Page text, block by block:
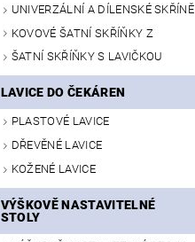
UNIVERZÁLNÍ A DÍLENSKÉ SKŘÍNĚ
KOVOVÉ ŠATNÍ SKŘÍŇKY Z
ŠATNÍ SKŘÍŇKY S LAVIČKOU
LAVICE DO ČEKÁREN
PLASTOVÉ LAVICE
DŘEVĚNÉ LAVICE
KOŽENÉ LAVICE
VÝŠKOVĚ NASTAVITELNÉ
STOLY